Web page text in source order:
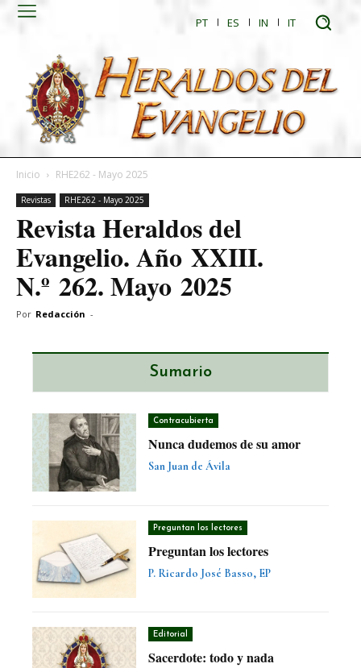
PT ES IN IT
Inicio RHE262 - Mayo 2025
Revistas RHE262 - Mayo 2025
Revista Heraldos del
Evangelio. Año XXIII.
N.º 262. Mayo 2025
Por Redacción -
Sumario
Contracubierta
Nunca dudemos de su amor
San Juan de Ávila
Preguntan los lectores
Preguntan los lectores
P. Ricardo José Basso, EP
Editorial
Sacerdote: todo y nada